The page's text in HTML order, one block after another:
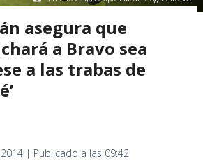
asegura que
a Bravo sea
a las trabas de
| Publicado a las 09:42